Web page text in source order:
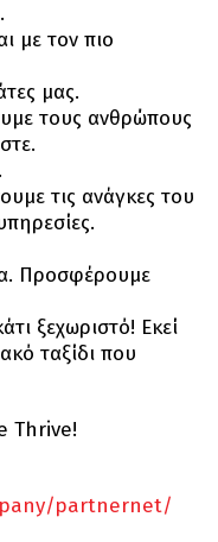
με τον πιο
μας.
τους ανθρώπους
τις ανάγκες του
Προσφέρουμε
ξεχωριστό! Εκεί
ταξίδι που
Thrive!
partnernet/